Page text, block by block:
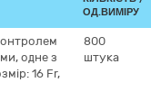
ОД.ВИМІРУ
одне з
16 Fr,
800
штука